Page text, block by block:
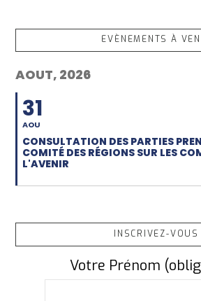
EVÈNEMENTS À
AOUT, 2026
31
AOU
CONSULTATION DES PARTIES
COMITÉ DES RÉGIONS SUR LES
L'AVENIR
INSCRIVEZ-VOUS
Votre Prénom